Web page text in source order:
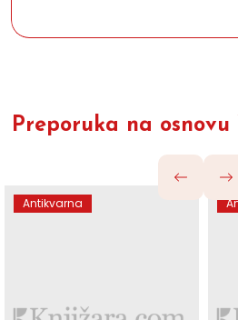
Preporuka na osnovu
Antikvarna